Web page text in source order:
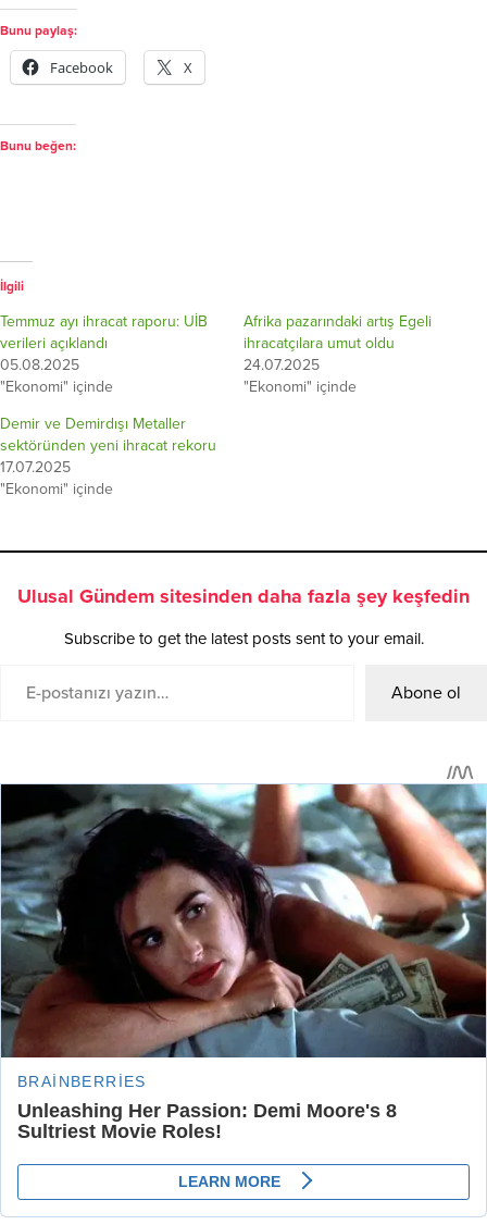
Bunu paylaş:
Facebook X
Bunu beğen:
İlgili
Temmuz ayı ihracat raporu: UİB
verileri açıklandı
05.08.2025
"Ekonomi" içinde
Afrika pazarındaki artış Egeli
ihracatçılara umut oldu
24.07.2025
"Ekonomi" içinde
Demir ve Demirdışı Metaller
sektöründen yeni ihracat rekoru
17.07.2025
"Ekonomi" içinde
Ulusal Gündem sitesinden daha fazla şey keşfedin
Subscribe to get the latest posts sent to your email.
Abone ol